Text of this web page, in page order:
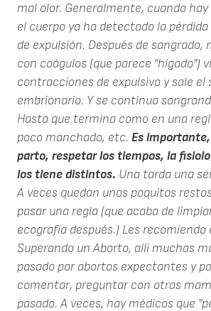
mal olor. Generalmente, cuando hay
el cuerpo ya ha detectado la
de expulsión. Después de sangrado,
con coágulos (que parece "hígado")
contracciones de expulsivo y sale el
embrionario. Y se continua
Hasta que termina como en una
poco manchado, etc. Es
parto, respetar los tiempos, la
los tiene distintos. Una tarda una
A veces quedan unos poquitos
pasar una regla (que acaba de
ecografía después.) Les
Superando un Aborto, allí muchas
pasado por abortos expectantes y
comentar, preguntar con otras
pasado. A veces, hay médicos que